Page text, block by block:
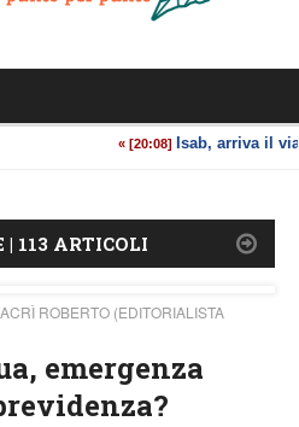
113 ARTICOLI
ROBERTO (EDITORIALISTA
emergenza